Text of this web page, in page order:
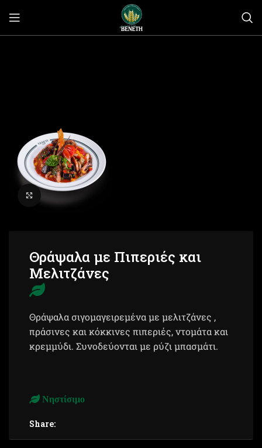
Θράψαλα με Πιπεριές και
Μελιτζάνες
Θράψαλα σιγομαγειρεμένα με μελιτζάνες ,
πράσινες και κόκκινες πιπεριές, ντομάτα και
κρεμμύδι. Συνοδεύονται με ρύζι μπασμάτι.
Νηστίσιμο
Share: